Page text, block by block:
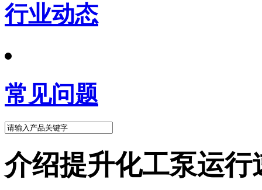
行业动态
常见问题
介绍提升化工泵运行